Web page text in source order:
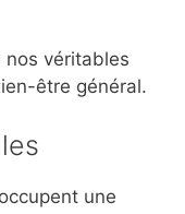
nos véritables
être général.
occupent une